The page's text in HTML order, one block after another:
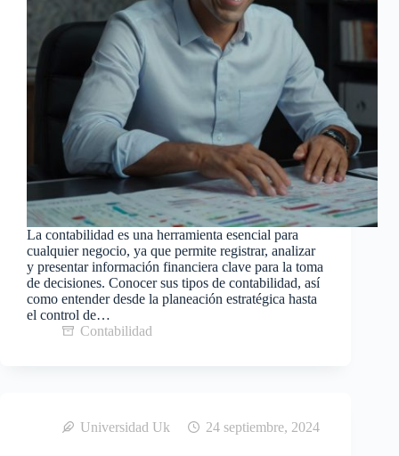
La contabilidad es una herramienta esencial para
cualquier negocio, ya que permite registrar, analizar
y presentar información financiera clave para la toma
de decisiones. Conocer sus tipos de contabilidad, así
como entender desde la planeación estratégica hasta
el control de…
Contabilidad
Universidad Uk 24 septiembre, 2024